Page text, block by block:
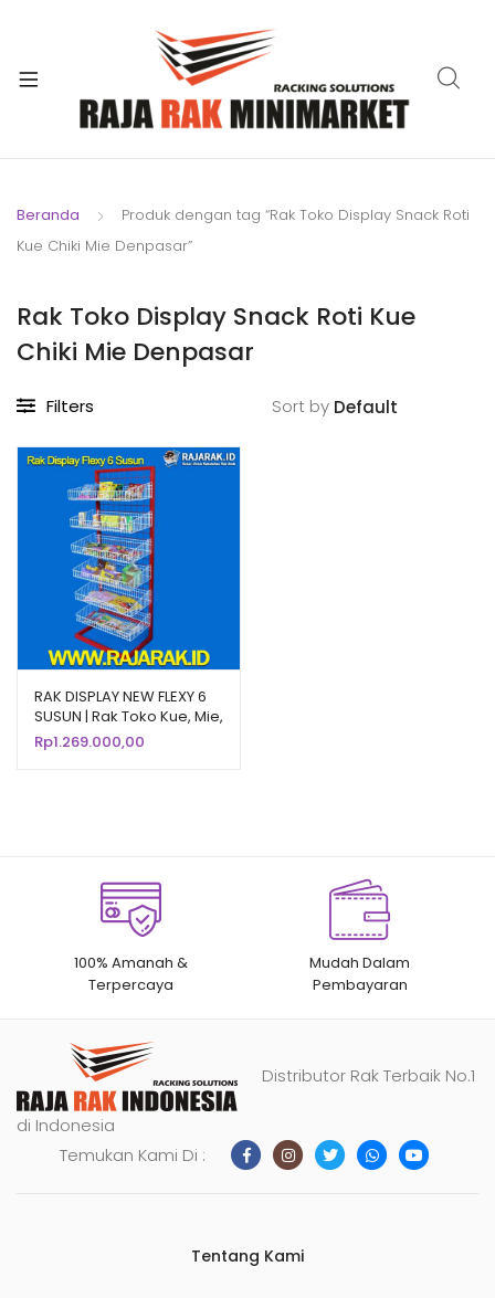
Beranda
Produk dengan tag “Rak Toko Display Snack Roti
Kue Chiki Mie Denpasar”
Rak Toko Display Snack Roti Kue
Chiki Mie Denpasar
Filters Sort by
RAK DISPLAY NEW FLEXY 6
SUSUN | Rak Toko Kue, Mie,
Roti, Snack, Chiki | R-06
Rp1.269.000,00
100% Amanah &
Terpercaya
Mudah Dalam
Pembayaran
Distributor Rak Terbaik No.1
di Indonesia
Temukan Kami Di :
Tentang Kami